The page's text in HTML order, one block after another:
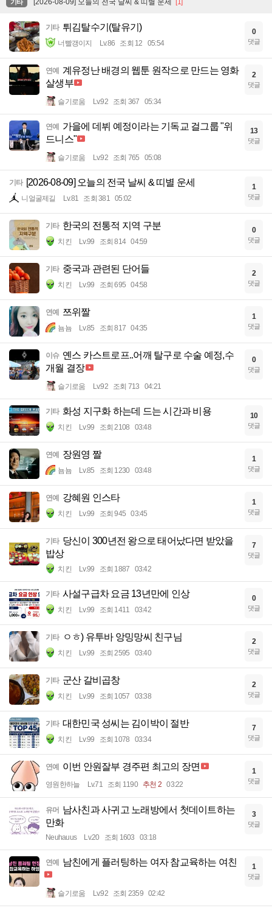
기타 [2026-08-09] 오늘의 전국 날씨 & 띠별 운세 [1]
기타 튀김탈수기(탈유기)
너빨갱이지 Lv.86 조회 12 05:54
0
댓글
연예 계유정난 배경의 웹툰 원작으로 만드는 영화
살생부
슬기로움 Lv.92 조회 367 05:34
2
댓글
연예 가을에 데뷔 예정이라는 기독교 걸그룹 "위
드니스"
슬기로움 Lv.92 조회 765 05:08
13
댓글
기타 [2026-08-09] 오늘의 전국 날씨 & 띠별 운세
니얼굴제길 Lv.81 조회 381 05:02
1
댓글
기타 한국의 전통적 지역 구분
치킨 Lv.99 조회 814 04:59
0
댓글
기타 중국과 관련된 단어들
치킨 Lv.99 조회 695 04:58
2
댓글
연예 쯔위짤
뇸뇸 Lv.85 조회 817 04:35
1
댓글
이슈 옌스 카스트로프..어깨 탈구로 수술 예정,수
개월 결장
슬기로움 Lv.92 조회 713 04:21
0
댓글
기타 화성 지구화 하는데 드는 시간과 비용
치킨 Lv.99 조회 2108 03:48
10
댓글
연예 장원영 짤
뇸뇸 Lv.85 조회 1230 03:48
1
댓글
연예 강혜원 인스타
치킨 Lv.99 조회 945 03:45
1
댓글
기타 당신이 300년전 왕으로 태어났다면 받았을
밥상
치킨 Lv.99 조회 1887 03:42
7
댓글
기타 사설구급차 요금 13년만에 인상
치킨 Lv.99 조회 1411 03:42
0
댓글
기타 ㅇㅎ) 유투바 앙밍망씨 친구님
치킨 Lv.99 조회 2595 03:40
2
댓글
기타 군산 갈비곱창
치킨 Lv.99 조회 1057 03:38
2
댓글
기타 대한민국 성씨는 김이박이 절반
치킨 Lv.99 조회 1078 03:34
7
댓글
연예 이번 안원잘부 경주편 최고의 장면
영원한하늘 Lv.71 조회 1190 추천 2 03:22
1
댓글
유머 남사친과 사귀고 노래방에서 첫데이트하는
만화
Neuhauus Lv.20 조회 1603 03:18
3
댓글
연예 남친에게 플러팅하는 여자 참교육하는 여친
슬기로움 Lv.92 조회 2359 02:42
1
댓글